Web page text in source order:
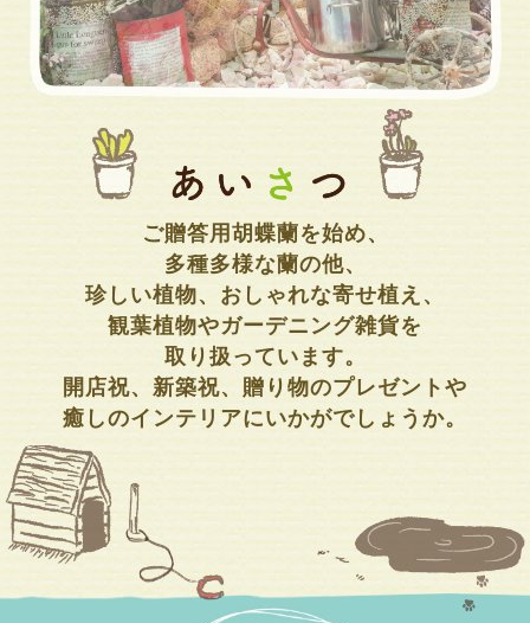
ご贈答用胡蝶蘭を始め、
多種多様な蘭の他、
珍しい植物、おしゃれな寄せ植え、
観葉植物やガーデニング雑貨を
取り扱っています。
開店祝、新築祝、贈り物のプレゼントや
癒しのインテリアにいかがでしょうか。